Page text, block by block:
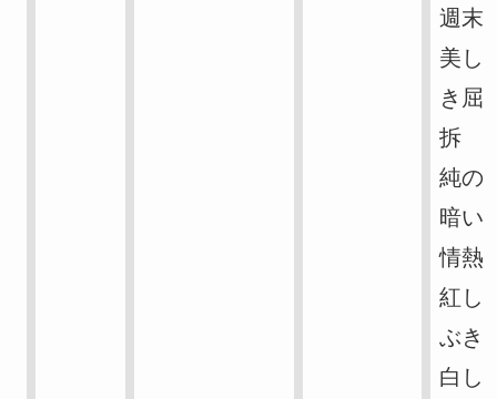
週末
美し
き屈
拆
純の
暗い
情熱
紅し
ぶき
白し